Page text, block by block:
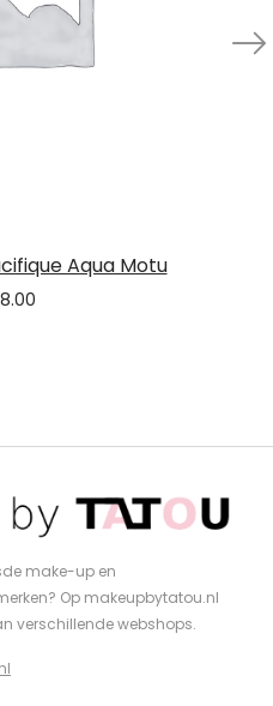
Aqua Motu
make-up en
Op makeupbytatou.nl
verschillende webshops.